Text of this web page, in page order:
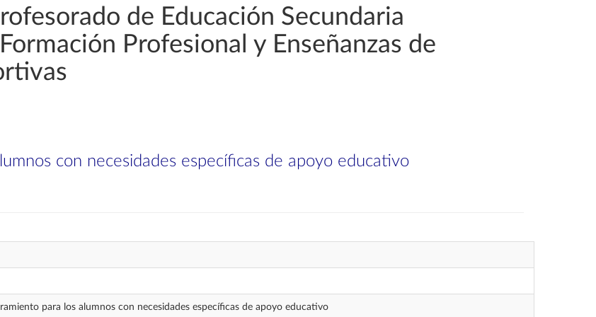
de Educación Secundaria
Profesional y Enseñanzas de
con necesidades específicas de apoyo educativo
para los alumnos con necesidades específicas de apoyo educativo